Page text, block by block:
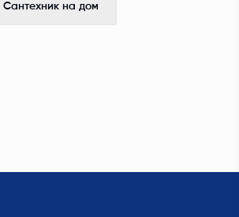
Сантехник на дом